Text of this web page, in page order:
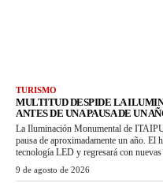
TURISMO
MULTITUD DESPIDE LA
ANTES DE UNA PAUSA DE UN
La Iluminación Monumental de
pausa de aproximadamente un año. El
tecnología LED y regresará con
9 de agosto de 2026